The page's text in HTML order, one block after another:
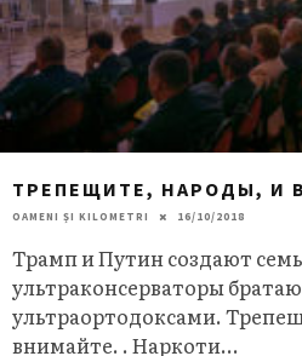
ТРЕПЕЩИТЕ, НАРОДЫ, И
OAMENI ȘI KILOMETRI 16/10/2018
Трамп и Путин создают
ультраконсерваторы
ультраортодоксами.
внимайте. . Наркоти...